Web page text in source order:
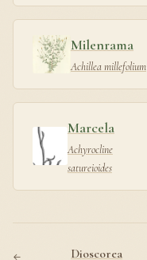
Milenrama
Achillea millefolium
Marcela
Achyrocline
satureioides
←
Dioscorea